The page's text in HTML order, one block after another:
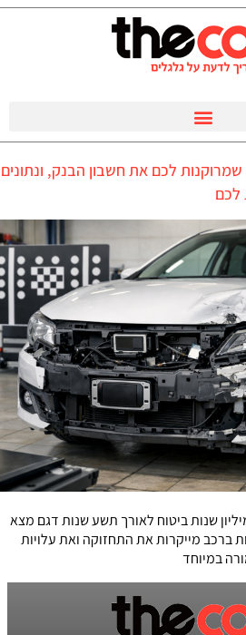
לכם את חשבון הבנק, ונתונים
שניתח 11.27 מיליון שנות ביטוח לאורך תשע שנות דגם מצא
מייקרות את התחזוקה ואת עלויות
במיוחד